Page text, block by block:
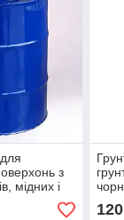
з
мідних і
120